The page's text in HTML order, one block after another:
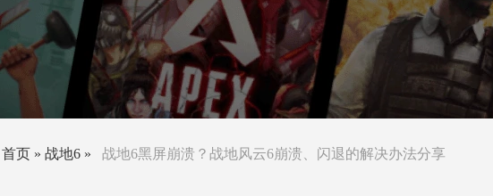
首页 » 战地6 » 战地6黑屏崩溃？战地风云6崩溃、闪退的解决办法分享